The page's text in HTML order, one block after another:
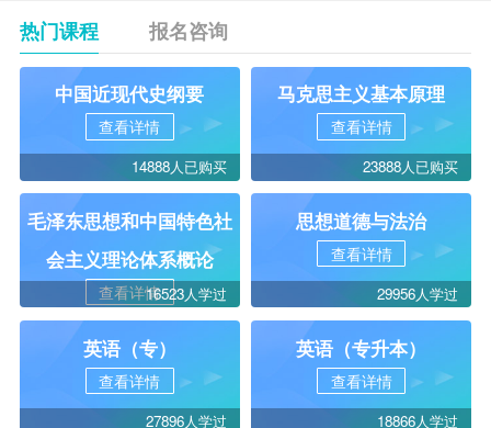
热门课程 报名咨询
中国近现代史纲要
查看详情
14888人已购买
马克思主义基本原理
查看详情
23888人已购买
毛泽东思想和中国特色社
会主义理论体系概论
查看详情16523人学过
思想道德与法治
查看详情
29956人学过
英语（专）
查看详情
27896人学过
英语（专升本）
查看详情
18866人学过